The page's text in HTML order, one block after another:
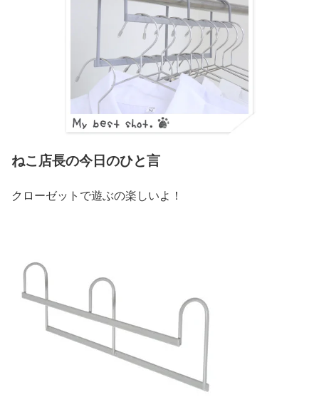
ねこ店長の今日のひと言
クローゼットで遊ぶの楽しいよ！